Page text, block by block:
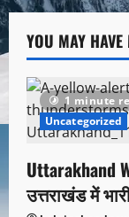
YOU MAY HAVE
1 minute
Uncategorized
Uttarakhand
उत्तराखंड में